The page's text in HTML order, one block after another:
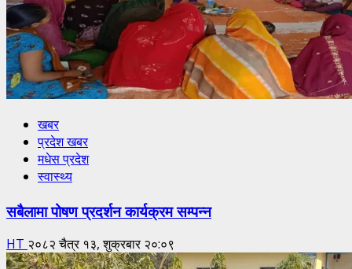
खबर
प्रदेश खबर
मधेस प्रदेश
स्वास्थ्य
सबैलामा पोषण प्रदर्शन कार्यक्रम सम्पन्न
HT २०८२ चैत्र १३, शुक्रबार २०:०९